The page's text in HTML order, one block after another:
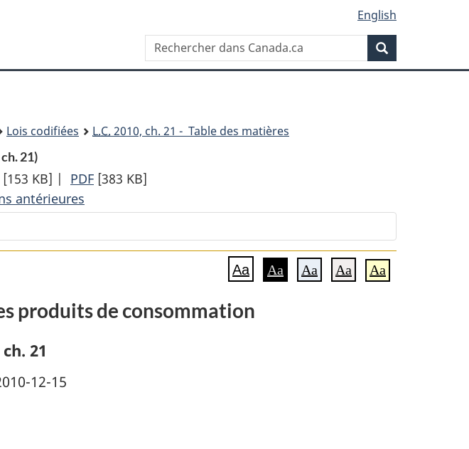
English
Rechercher
dans
Canada.ca
Lois codifiées L.C. 2010, ch. 21 - Table des matières
21)
Texte
complet
:
Loi
sécurité
produits
de
[153 KB] | PDF Texte
:
Loi
sécurité
[383 KB]
antérieures
Aa Aa Aa Aa Aa
produits de consommation
21
12-15